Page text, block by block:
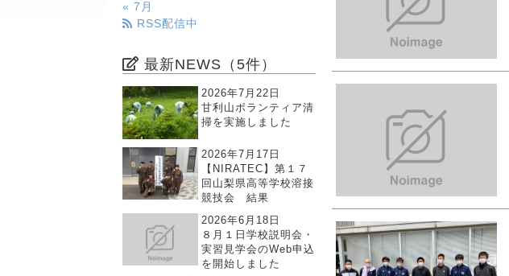
« 7月
RSS配信中
最新NEWS（5件）
2026年7月22日
甘利山ボランティア清
掃を実施しました
2026年7月17日
【NIRATEC】第１７
回山梨県高等学校溶接
競技会 結果
2026年6月18日
８月１日学校説明会・
実習見学会のWeb申込
を開始しました